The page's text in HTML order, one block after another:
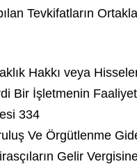
Tevkifatların
Hakkı veya
Bir İşletmenin
334
Ve Örgütlenme
Gelir